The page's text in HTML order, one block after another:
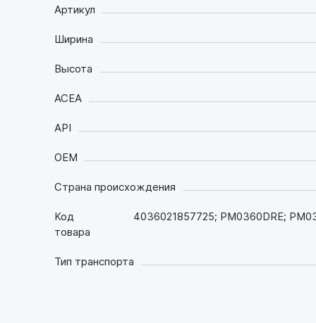
Артикул
Ширина
Высота
ACEA
API
OEM
Страна происхождения
Код
товара
4036021857725; PM0360DRE;
Тип транспорта